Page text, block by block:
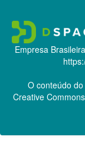
Empresa
O conteúdo
Creative Commons